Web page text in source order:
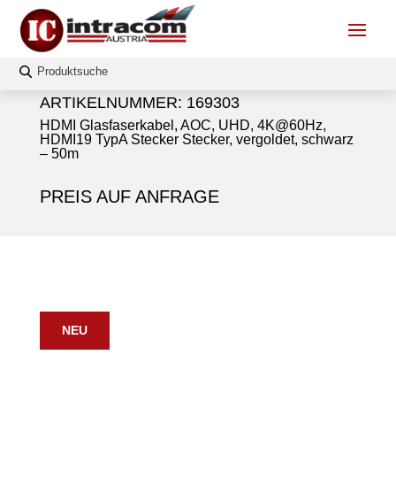
ARTIKELNUMMER: 169303
HDMI Glasfaserkabel, AOC, UHD, 4K@60Hz,
HDMI19 TypA Stecker Stecker, vergoldet, schwarz
– 50m
PREIS AUF ANFRAGE
NEU